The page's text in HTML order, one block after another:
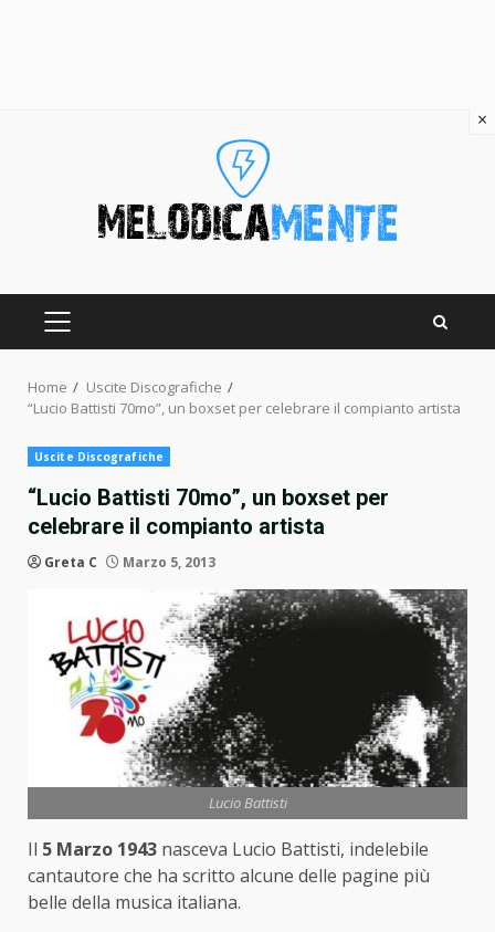
PRIMARY
Home
Uscite Discografiche
“Lucio Battisti 70mo”, un boxset per celebrare il compianto artista
Uscite Discografiche
“Lucio Battisti 70mo”, un boxset per
celebrare il compianto artista
Greta C Marzo 5, 2013
Lucio Battisti
Il 5 Marzo 1943 nasceva Lucio Battisti, indelebile
cantautore che ha scritto alcune delle pagine più
belle della musica italiana.
×